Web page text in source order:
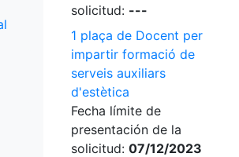
solicitud: ---
1 plaça de Docent per
impartir formació de
serveis auxiliars
d'estètica
Fecha límite de
presentación de la
solicitud: 07/12/2023